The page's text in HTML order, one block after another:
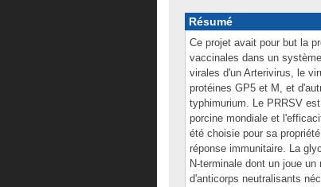
Résumé
Ce projet avait pour but la
vaccinales dans un
virales d'un Arterivirus, le
protéines GP5 et M, et
typhimurium. Le PRRSV
porcine mondiale et
été choisie pour sa
réponse immunitaire. La
N-terminale dont un joue
d'anticorps neutralisants